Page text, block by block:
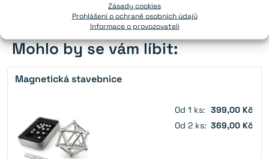
Zásady cookies
Prohlášení o ochraně osobních údajů
Informace o provozovateli
Mohlo by se vám líbit:
Magnetická stavebnice
Od 1 ks: 399,00 Kč
Od 2 ks: 369,00 Kč